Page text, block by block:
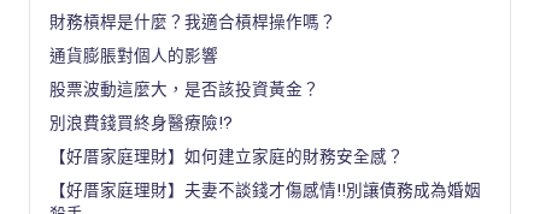
財務槓桿是什麼？我適合槓桿操作嗎？
通貨膨脹對個人的影響
股票波動這麼大，是否該投資黃金？
別浪費錢買終身醫療險!?
【好厝家庭理財】如何建立家庭的財務安全感？
【好厝家庭理財】夫妻不談錢才傷感情!!別讓債務成為婚姻